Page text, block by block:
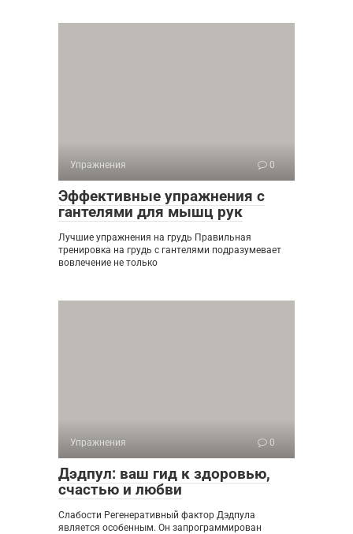
Упражнения 0
Эффективные упражнения с
гантелями для мышц рук
Лучшие упражнения на грудь Правильная
тренировка на грудь с гантелями подразумевает
вовлечение не только
Упражнения 0
Дэдпул: ваш гид к здоровью,
счастью и любви
Слабости Регенеративный фактор Дэдпула
является особенным. Он запрограммирован